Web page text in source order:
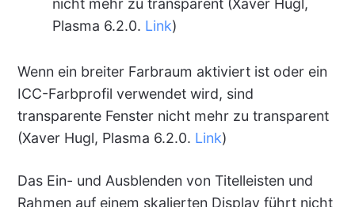
nicht mehr zu transparent (Xaver Hugl,
Plasma 6.2.0. Link)
Wenn ein breiter Farbraum aktiviert ist oder ein
ICC-Farbprofil verwendet wird, sind
transparente Fenster nicht mehr zu transparent
(Xaver Hugl, Plasma 6.2.0. Link)
Das Ein- und Ausblenden von Titelleisten und
Rahmen auf einem skalierten Display führt nicht